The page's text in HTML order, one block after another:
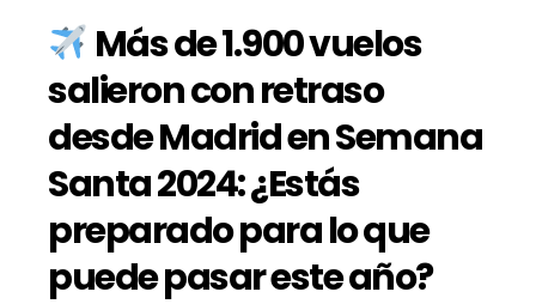
Más de 1.900 vuelos
salieron con retraso
desde Madrid en Semana
Santa 2024: ¿Estás
preparado para lo que
puede pasar este año?